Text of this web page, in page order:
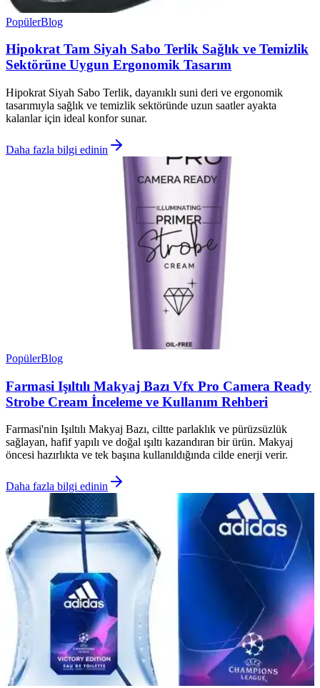
PopülerBlog
Hipokrat Tam Siyah Sabo Terlik Sağlık ve Temizlik
Sektörüne Uygun Ergonomik Tasarım
Hipokrat Siyah Sabo Terlik, dayanıklı suni deri ve ergonomik
tasarımıyla sağlık ve temizlik sektöründe uzun saatler ayakta
kalanlar için ideal konfor sunar.
Daha fazla bilgi edinin
PopülerBlog
Farmasi Işıltılı Makyaj Bazı Vfx Pro Camera Ready
Strobe Cream İnceleme ve Kullanım Rehberi
Farmasi'nin Işıltılı Makyaj Bazı, ciltte parlaklık ve pürüzsüzlük
sağlayan, hafif yapılı ve doğal ışıltı kazandıran bir ürün. Makyaj
öncesi hazırlıkta ve tek başına kullanıldığında cilde enerji verir.
Daha fazla bilgi edinin